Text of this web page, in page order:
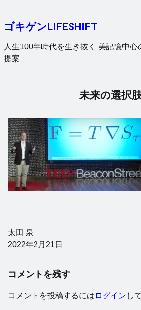
を
ス
キ
ゴキゲンLIFESHIFT
人生100年時代を生き抜く 美記憶中心
提案
未来の選択
太田 泉
2022年2月21日
コメントを残す
コメントを投稿するには ログイン し